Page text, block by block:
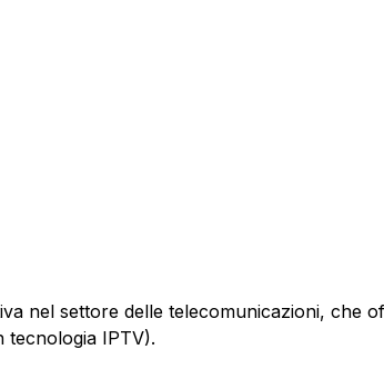
nel settore delle telecomunicazioni, che
tecnologia IPTV).